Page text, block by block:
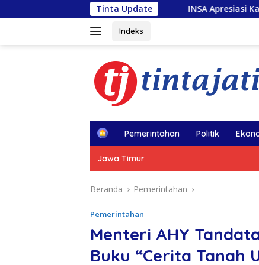
ke
Tinta Update
INSA Apresiasi Kapal Penolong usai
Indeks
H
e
Pemerintahan Politik
Jawa Timur
Beranda Pemerintahan
Pemerintahan
Menteri AHY
Buku “Cerita Tanah